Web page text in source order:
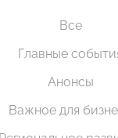
Все
Главные
Анонсы
Важное для